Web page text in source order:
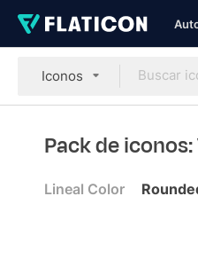
Iconos
Pack de
Lineal Color